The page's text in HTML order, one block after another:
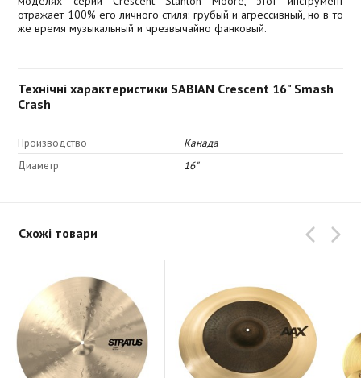
отражает 100% его личного стиля: грубый и агрессивный, но в то
же время музыкальный и чрезвычайно фанковый.
Технічні характеристики SABIAN Crescent 16" Smash
Crash
Производство
Канада
Диаметр
16"
Схожі товари